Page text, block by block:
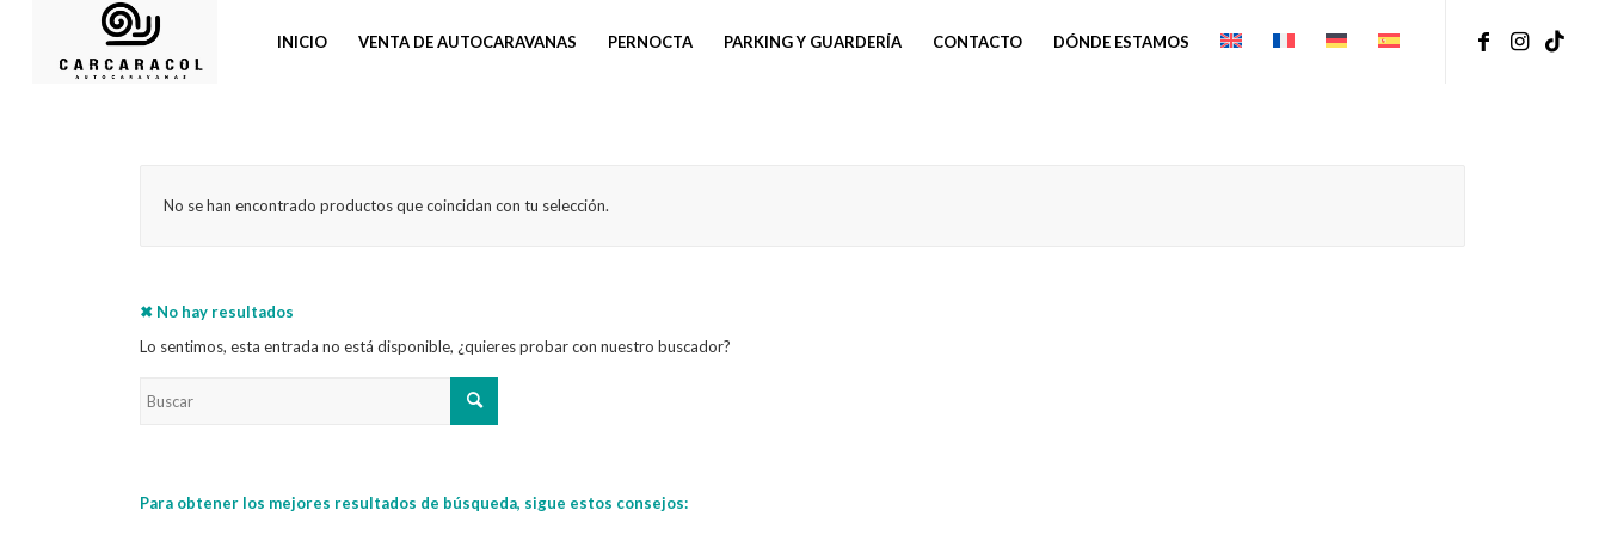
INICIO VENTA DE AUTOCARAVANAS PERNOCTA PARKING Y GUARDERÍA CONTACTO DÓNDE ESTAMOS
No se han encontrado productos que coincidan con tu selección.
✖ No hay resultados
Lo sentimos, esta entrada no está disponible, ¿quieres probar con nuestro buscador?
Para obtener los mejores resultados de búsqueda, sigue estos consejos: